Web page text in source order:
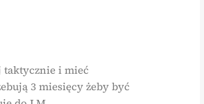
taktycznie i mieć
3 miesięcy żeby być